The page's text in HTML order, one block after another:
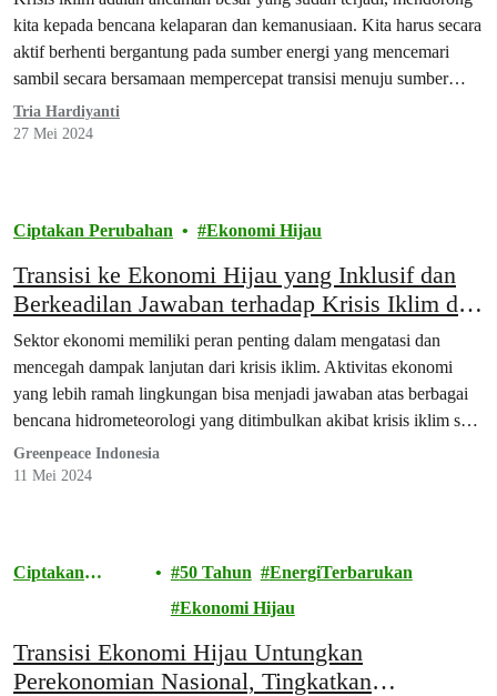
kita kepada bencana kelaparan dan kemanusiaan. Kita harus secara
aktif berhenti bergantung pada sumber energi yang mencemari
sambil secara bersamaan mempercepat transisi menuju sumber
daya terbarukan.
Tria Hardiyanti
27 Mei 2024
Ciptakan Perubahan Ekonomi Hijau
Transisi ke Ekonomi Hijau yang Inklusif dan
Berkeadilan Jawaban terhadap Krisis Iklim dan
Sosial Saat Ini
Sektor ekonomi memiliki peran penting dalam mengatasi dan
mencegah dampak lanjutan dari krisis iklim. Aktivitas ekonomi
yang lebih ramah lingkungan bisa menjadi jawaban atas berbagai
bencana hidrometeorologi yang ditimbulkan akibat krisis iklim saat
ini.
Greenpeace Indonesia
11 Mei 2024
Ciptakan
50 Tahun
EnergiTerbarukan
Ekonomi Hijau
Transisi Ekonomi Hijau Untungkan
Perekonomian Nasional, Tingkatkan